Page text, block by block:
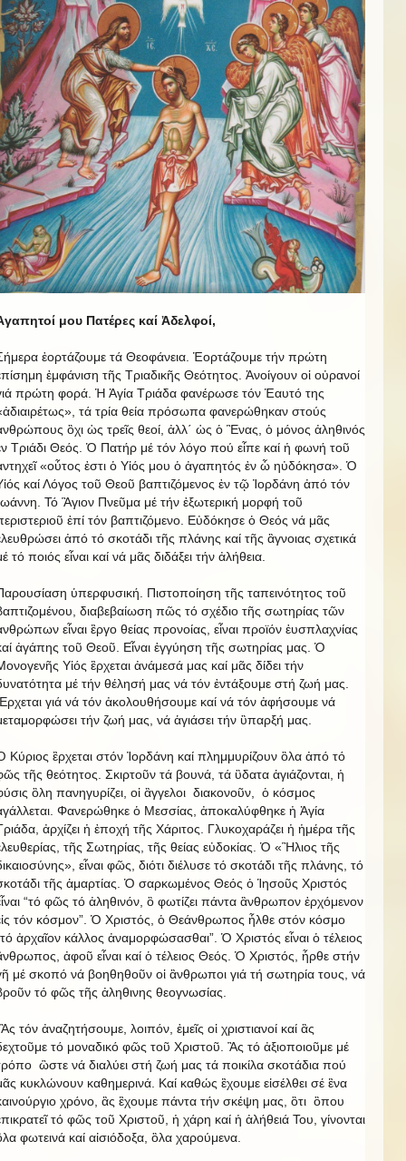
μου Πατέρες καί Ἀδελφοί,
ἑορτάζουμε τά Θεοφάνεια. Ἑορτάζουμε τήν πρώτη
ἐμφάνιση τῆς Τριαδικῆς Θεότητος. Ἀνοίγουν οἱ οὐρανοί
πρώτη φορά. Ἡ Ἁγία Τριάδα φανέρωσε τόν Ἑαυτό της
τά τρία θεία πρόσωπα φανερώθηκαν στούς
ὂχι ὡς τρεῖς θεοί, ἀλλ΄ ὡς ὁ Ἓνας, ὁ μόνος ἀληθινός
Τριάδι Θεός. Ὁ Πατήρ μέ τόν λόγο πού εἶπε καί ἡ φωνή τοῦ
«οὗτος ἐστι ὁ Υἱός μου ὁ ἀγαπητός ἐν ὧ ηὐδόκησα». Ὁ
καί Λόγος τοῦ Θεοῦ βαπτιζόμενος ἐν τῷ Ἰορδάνη ἀπό τόν
Τό Ἃγιον Πνεῦμα μέ τήν ἐξωτερική μορφή τοῦ
ἐπί τόν βαπτιζόμενο. Εὐδόκησε ὁ Θεός νά μᾶς
ἀπό τό σκοτάδι τῆς πλάνης καί τῆς ἂγνοιας σχετικά
τό ποιός εἶναι καί νά μᾶς διδάξει τήν ἀλήθεια.
ὑπερφυσική. Πιστοποίηση τῆς ταπεινότητος τοῦ
διαβεβαίωση πῶς τό σχέδιο τῆς σωτηρίας τῶν
εἶναι ἒργο θείας προνοίας, εἶναι προϊόν ἐυσπλαχνίας
ἀγάπης τοῦ Θεοῦ. Εἶναι ἐγγύηση τῆς σωτηρίας μας. Ὁ
Υἱός ἒρχεται ἀνάμεσά μας καί μᾶς δίδει τήν
μέ τήν θέλησή μας νά τόν ἐντάξουμε στή ζωή μας.
γιά νά τόν ἀκολουθήσουμε καί νά τόν ἀφήσουμε νά
τήν ζωή μας, νά ἁγιάσει τήν ὓπαρξή μας.
Κύριος ἒρχεται στόν Ἰορδάνη καί πλημμυρίζουν ὃλα ἀπό τό
τῆς θεότητος. Σκιρτοῦν τά βουνά, τά ὓδατα ἁγιάζονται, ἡ
ὃλη πανηγυρίζει, οἱ ἂγγελοι διακονοῦν, ὁ κόσμος
Φανερώθηκε ὁ Μεσσίας, ἀποκαλύφθηκε ἡ Ἁγία
ἀρχίζει ἡ ἐποχή τῆς Χάριτος. Γλυκοχαράζει ἡ ἡμέρα τῆς
τῆς Σωτηρίας, τῆς θείας εὐδοκίας. Ὁ «Ἣλιος τῆς
εἶναι φῶς, διότι διέλυσε τό σκοτάδι τῆς πλάνης, τό
τῆς ἁμαρτίας. Ὁ σαρκωμένος Θεός ὁ Ἱησοῦς Χριστός
“τό φῶς τό ἀληθινόν, ὃ φωτίζει πάντα ἂνθρωπον ἐρχόμενον
τόν κόσμον”. Ὁ Χριστός, ὁ Θεάνθρωπος ἦλθε στόν κόσμο
ἀρχαῖον κάλλος ἀναμορφώσασθαι”. Ὁ Χριστός εἶναι ὁ τέλειος
ἀφοῦ εἶναι καί ὁ τέλειος Θεός. Ὁ Χριστός, ἦρθε στήν
μέ σκοπό νά βοηθηθοῦν οἱ ἂνθρωποι γιά τή σωτηρία τους, νά
τό φῶς τῆς ἀληθινης θεογνωσίας.
τόν ἀναζητήσουμε, λοιπόν, ἐμεῖς οἱ χριστιανοί καί ἂς
τό μοναδικό φῶς τοῦ Χριστοῦ. Ἂς τό ἀξιοποιοῦμε μέ
ὣστε νά διαλύει στή ζωή μας τά ποικίλα σκοτάδια πού
κυκλώνουν καθημερινά. Καί καθώς ἒχουμε εἰσέλθει σέ ἓνα
χρόνο, ἂς ἒχουμε πάντα τήν σκέψη μας, ὃτι ὃπου
τό φῶς τοῦ Χριστοῦ, ἡ χάρη καί ἡ ἀλήθειά Του, γίνονται
φωτεινά καί αἰσιόδοξα, ὃλα χαρούμενα.